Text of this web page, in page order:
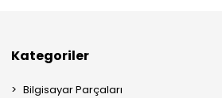
Kategoriler
Bilgisayar Parçaları